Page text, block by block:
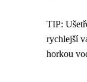
TIP:
rychlejší
horkou